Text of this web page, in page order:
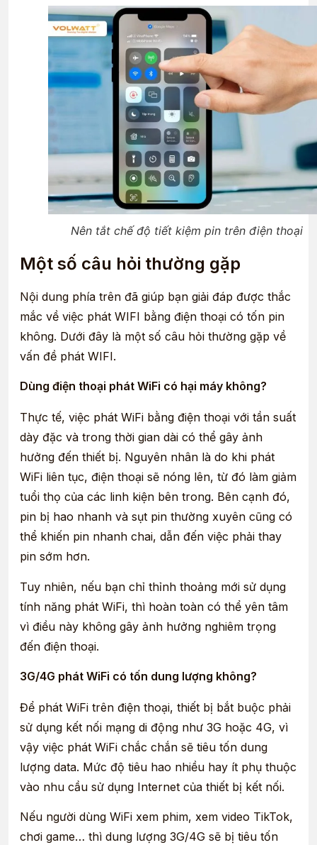
Nên tắt chế độ tiết kiệm pin trên điện thoại
Một số câu hỏi thường gặp
Nội dung phía trên đã giúp bạn giải đáp được thắc
mắc về việc phát WIFI bằng điện thoại có tốn pin
không. Dưới đây là một số câu hỏi thường gặp về
vấn đề phát WIFI.
Dùng điện thoại phát WiFi có hại máy không?
Thực tế, việc phát WiFi bằng điện thoại với tần suất
dày đặc và trong thời gian dài có thể gây ảnh
hưởng đến thiết bị. Nguyên nhân là do khi phát
WiFi liên tục, điện thoại sẽ nóng lên, từ đó làm giảm
tuổi thọ của các linh kiện bên trong. Bên cạnh đó,
pin bị hao nhanh và sụt pin thường xuyên cũng có
thể khiến pin nhanh chai, dẫn đến việc phải thay
pin sớm hơn.
Tuy nhiên, nếu bạn chỉ thỉnh thoảng mới sử dụng
tính năng phát WiFi, thì hoàn toàn có thể yên tâm
vì điều này không gây ảnh hưởng nghiêm trọng
đến điện thoại.
3G/4G phát WiFi có tốn dung lượng không?
Để phát WiFi trên điện thoại, thiết bị bắt buộc phải
sử dụng kết nối mạng di động như 3G hoặc 4G, vì
vậy việc phát WiFi chắc chắn sẽ tiêu tốn dung
lượng data. Mức độ tiêu hao nhiều hay ít phụ thuộc
vào nhu cầu sử dụng Internet của thiết bị kết nối.
Nếu người dùng WiFi xem phim, xem video TikTok,
chơi game… thì dung lượng 3G/4G sẽ bị tiêu tốn